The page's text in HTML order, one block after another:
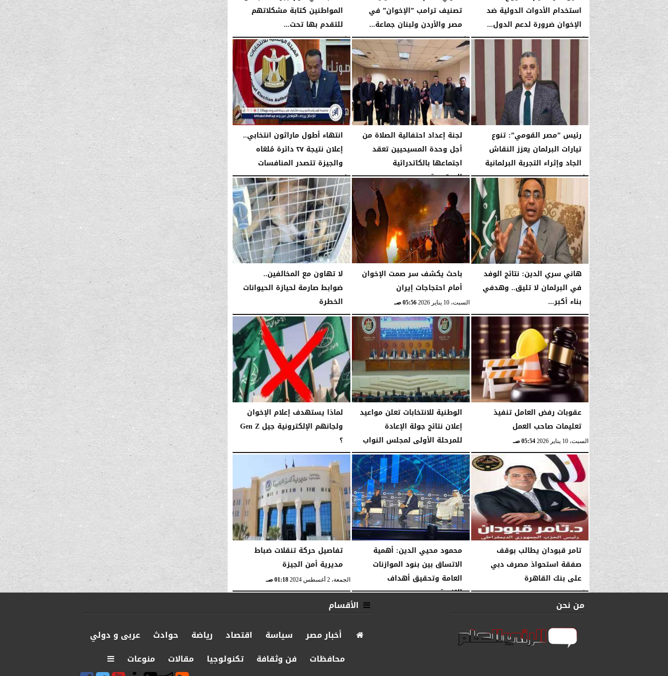
استخدام الأدوات الدولية ضد
الإخوان ضرورة لدعم الدول...
الأربعاء، 14 يناير 2026 03:33 صـ
تصنيف ترامب ”الإخوان” في
مصر والأردن ولبنان جماعة...
الأربعاء، 14 يناير 2026 03:32 صـ
المواطنين كتابة مشكلاتهم
للتقدم بها تحت...
الأربعاء، 14 يناير 2026 03:32 صـ
رئيس ”مصر القومي”: تنوع
تيارات البرلمان يعزز النقاش
الجاد وإثراء التجربة البرلمانية
الأربعاء، 14 يناير 2026 03:31 صـ
لجنة إعداد احتفالية الصلاة من
أجل وحدة المسيحيين تعقد
اجتماعها بالكاتدرائية
المرقسية
الأربعاء، 14 يناير 2026
انتهاء أطول ماراثون انتخابي..
إعلان نتيجة ٢٧ دائرة مُلغاه
والجيزة تتصدر المنافسات
الأحد، 11 يناير 2026 02:51 صـ
هاني سري الدين: نتائج الوفد
في البرلمان لا تليق.. وهدفي
بناء أكبر...
السبت، 10 يناير 2026 11:45 صـ
باحث يكشف سر صمت الإخوان
أمام احتجاجات إيران
السبت، 10 يناير 2026 05:56 صـ
لا تهاون مع المخالفين..
ضوابط صارمة لحيازة الحيوانات
الخطرة
السبت، 10 يناير 2026 05:54 صـ
عقوبات رفض العامل تنفيذ
تعليمات صاحب العمل
السبت، 10 يناير 2026 05:54 صـ
الوطنية للانتخابات تعلن مواعيد
إعلان نتائج جولة الإعادة
للمرحلة الأولى لمجلس النواب
السبت، 10 يناير 2026 05:19 صـ
لماذا يستهدف إعلام الإخوان
ولجانهم الإلكترونية جيل Gen Z
؟
السبت، 10 يناير 2026 05:16 صـ
تامر قبودان يطالب بوقف
صفقة استحواذ مصرف دبي
على بنك القاهرة
الأربعاء، 19 مارس 2025 07:31 مـ
محمود محيي الدين: أهمية
الاتساق بين بنود الموازنات
العامة وتحقيق أهداف
التنمية...
تفاصيل حركة تنقلات ضباط
مديرية أمن الجيزة
الجمعة، 2 أغسطس 2024 01:18 صـ
من نحن
الأقسام
أخبار مصر
سياسة اقتصاد رياضة حوادث
عربى و دولي
محافظات
فن وثقافة تكنولوجيا مقالات منوعات